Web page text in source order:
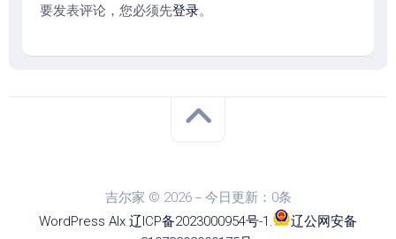
要发表评论，您必须先登录。
吉尔家 © 2026－今日更新：0条
WordPress Alx.辽ICP备2023000954号-1 .
辽公网安备